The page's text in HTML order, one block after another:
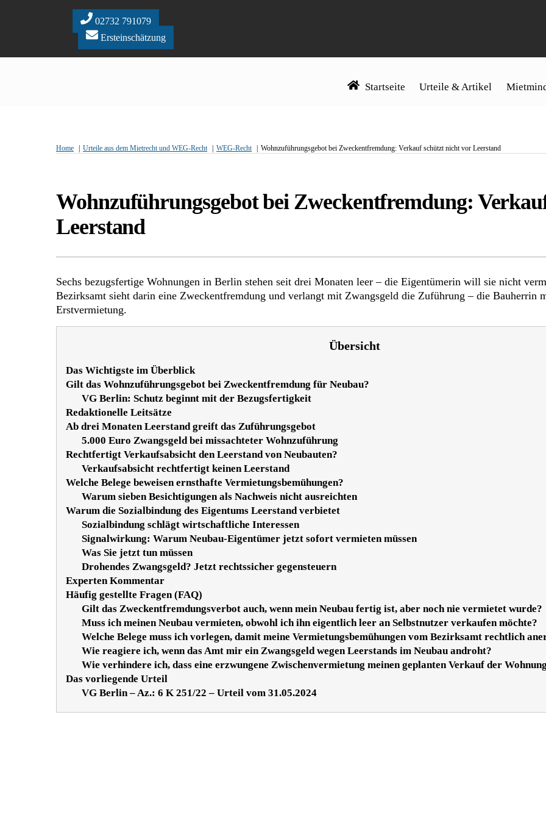
02732 791079
Ersteinschätzung
Startseite Urteile & Artikel
Home Urteile aus dem Mietrecht und WEG-Recht WEG-Recht Wohnzuführungsgebot bei Zweckentfremdung: Verkauf schützt nicht vor Leerstand
Wohnzuführungsgebot bei Zweckentfremdung:
Leerstand
Sechs bezugsfertige Wohnungen in Berlin stehen seit drei Monaten leer – die Eigentümerin will sie nicht
Bezirksamt sieht darin eine Zweckentfremdung und verlangt mit Zwangsgeld die Zuführung – die Bauherrin
Erstvermietung.
Übersicht
Das Wichtigste im Überblick
Gilt das Wohnzuführungsgebot bei Zweckentfremdung für Neubau?
VG Berlin: Schutz beginnt mit der Bezugsfertigkeit
Redaktionelle Leitsätze
Ab drei Monaten Leerstand greift das Zuführungsgebot
5.000 Euro Zwangsgeld bei missachteter Wohnzuführung
Rechtfertigt Verkaufsabsicht den Leerstand von Neubauten?
Verkaufsabsicht rechtfertigt keinen Leerstand
Welche Belege beweisen ernsthafte Vermietungsbemühungen?
Warum sieben Besichtigungen als Nachweis nicht ausreichten
Warum die Sozialbindung des Eigentums Leerstand verbietet
Sozialbindung schlägt wirtschaftliche Interessen
Signalwirkung: Warum Neubau-Eigentümer jetzt sofort vermieten müssen
Was Sie jetzt tun müssen
Drohendes Zwangsgeld? Jetzt rechtssicher gegensteuern
Experten Kommentar
Häufig gestellte Fragen (FAQ)
Gilt das Zweckentfremdungsverbot auch, wenn mein Neubau fertig ist, aber noch nie vermietet wurde?
Muss ich meinen Neubau vermieten, obwohl ich ihn eigentlich leer an Selbstnutzer verkaufen möchte?
Welche Belege muss ich vorlegen, damit meine Vermietungsbemühungen vom Bezirksamt rechtlich
Wie reagiere ich, wenn das Amt mir ein Zwangsgeld wegen Leerstands im Neubau androht?
Wie verhindere ich, dass eine erzwungene Zwischenvermietung meinen geplanten Verkauf der
Das vorliegende Urteil
VG Berlin – Az.: 6 K 251/22 – Urteil vom 31.05.2024